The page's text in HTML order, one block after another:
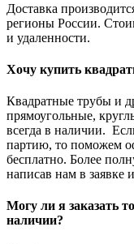
Доставка
регионы России.
и удаленности.
Хочу купить
Квадратные трубы и
прямоугольные,
всегда в наличии.
партию, то поможем
бесплатно. Более
написав нам в заявке
Могу ли я заказать
наличии?